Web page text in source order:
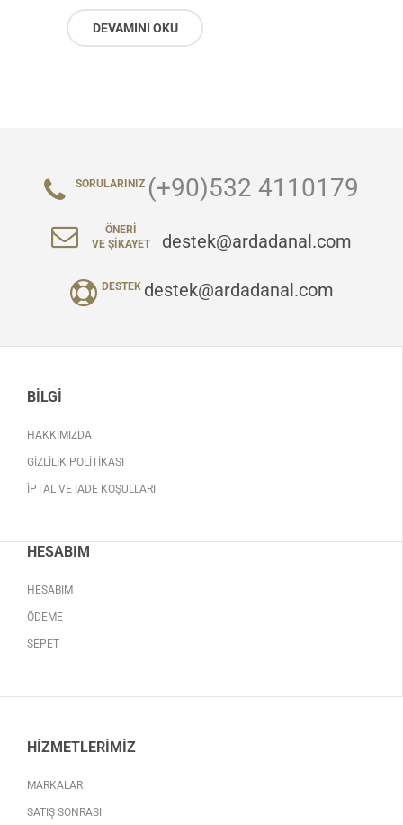
DEVAMINI OKU
SORULARINIZ (+90)532 4110179
ÖNERI
VE ŞIKAYET
destek@ardadanal.com
DESTEK destek@ardadanal.com
BILGI
HAKKIMIZDA
GIZLILIK POLITIKASI
İPTAL VE İADE KOŞULLARI
HESABIM
HESABIM
ÖDEME
SEPET
HIZMETLERIMIZ
MARKALAR
SATIŞ SONRASI